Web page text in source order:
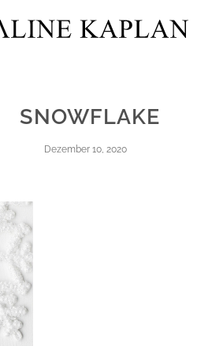
SNOWFLAKE
Dezember 10, 2020